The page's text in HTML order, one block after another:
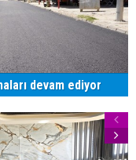
devam ediyor